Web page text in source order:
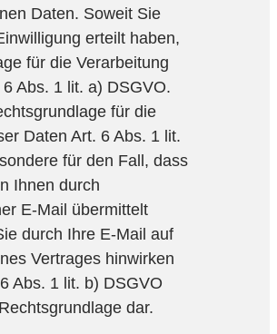
Daten. Soweit Sie
erteilt haben,
für die Verarbeitung
Abs. 1 lit. a) DSGVO.
für die
Daten Art. 6 Abs. 1 lit.
für den Fall, dass
Ihnen durch
E-Mail übermittelt
durch Ihre E-Mail auf
Vertrages hinwirken
Abs. 1 lit. b) DSGVO
dar.